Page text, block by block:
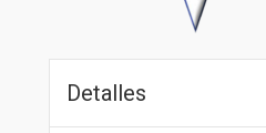
Detalles